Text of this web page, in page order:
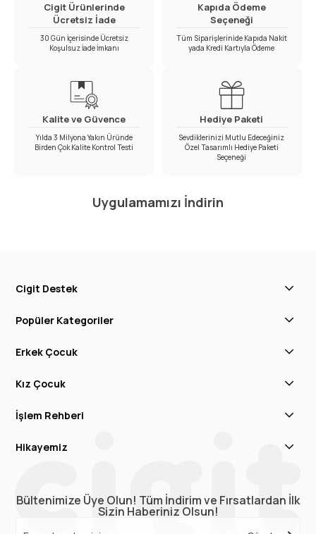
Cigit Ürünlerinde
Ücretsiz İade
30 Gün İçerisinde Ücretsiz
Koşulsuz İade İmkanı
Kapıda Ödeme
Seçeneği
Tüm Siparişlerinide Kapıda Nakit
yada Kredi Kartıyla Ödeme
Kalite ve Güvence
Yılda 3 Milyona Yakın Üründe
Birden Çok Kalite Kontrol Testi
Hediye Paketi
Sevdiklerinizi Mutlu Edeceğiniz
Özel Tasarımlı Hediye Paketi
Seçeneği
Uygulamamızı İndirin
Cigit Destek
Popüler Kategoriler
Erkek Çocuk
Kız Çocuk
İşlem Rehberi
Hikayemiz
Bültenimize Üye Olun! Tüm İndirim ve Fırsatlardan İlk
Sizin Haberiniz Olsun!